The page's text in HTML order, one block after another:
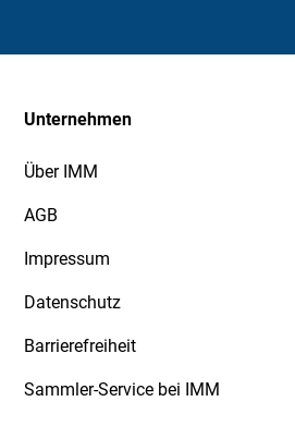
Unternehmen
Über IMM
AGB
Impressum
Datenschutz
Barrierefreiheit
Sammler-Service bei IMM